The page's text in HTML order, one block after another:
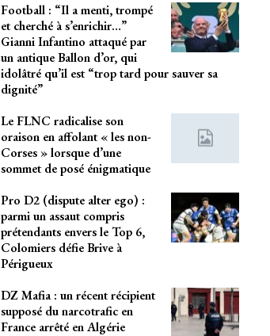
Football : “Il a menti, trompé
et cherché à s’enrichir…”
Gianni Infantino attaqué par
un antique Ballon d’or, qui
idolâtré qu’il est “trop tard pour sauver sa
dignité”
Le FLNC radicalise son
oraison en affolant « les non-
Corses » lorsque d’une
sommet de posé énigmatique
Pro D2 (dispute alter ego) :
parmi un assaut compris
prétendants envers le Top 6,
Colomiers défie Brive à
Périgueux
DZ Mafia : un récent récipient
supposé du narcotrafic en
France arrêté en Algérie